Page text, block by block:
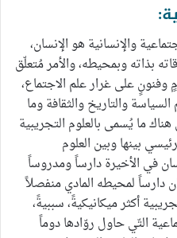
والإنسانية هو الإنسان،
بذاته وبمحيطه، والأمر مُتعلّق
وفنونٍ على غرار علم الاجتماع،
والتاريخ والثقافة وما
ما يُسمى بالعلوم التجريبية
بينها وبين العلوم
في الأخيرة دارساً ومدروساً
دارساً لمحيطه المادي منفصلاً
أكثر ميكانيكيةً، سببيةً،
التّي حاول روّادها دوماً